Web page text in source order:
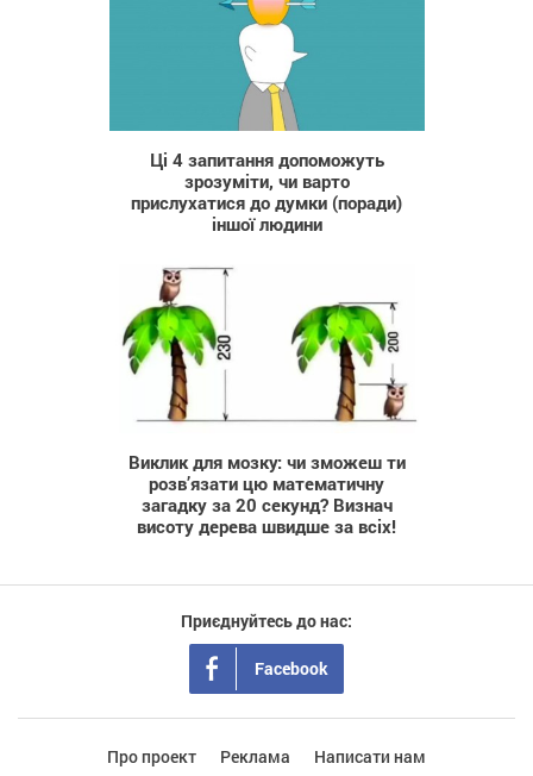
Ці 4 запитання допоможуть
зрозуміти, чи варто
прислухатися до думки (поради)
іншої людини
1 667
Виклик для мозку: чи зможеш ти
розв’язати цю математичну
загадку за 20 секунд? Визнач
висоту дерева швидше за всіх!
Приєднуйтесь до нас:
Facebook
Про проект Реклама Написати нам